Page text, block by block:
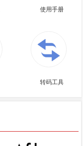
使用手册
转码工具